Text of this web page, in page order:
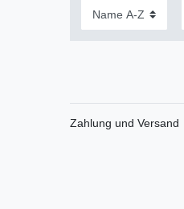
Zahlung und Versand